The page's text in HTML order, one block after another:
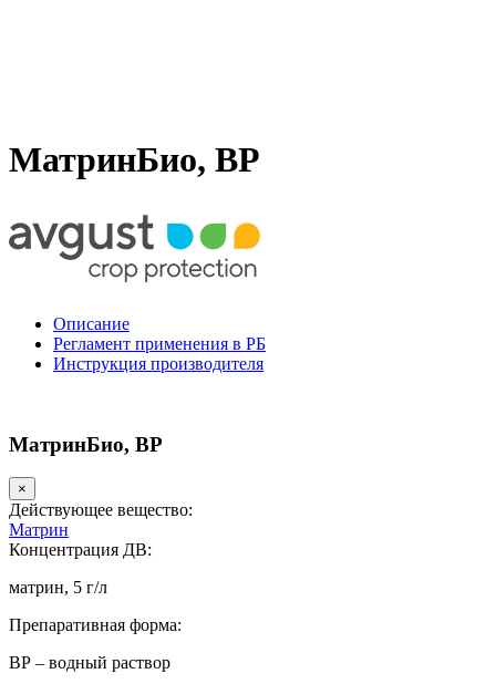
МатринБио, ВР
Описание
Регламент применения в РБ
Инструкция производителя
МатринБио, ВР
×
Действующее вещество:
Матрин
Концентрация ДВ:
матрин, 5 г/л
Препаративная форма:
ВР – водный раствор